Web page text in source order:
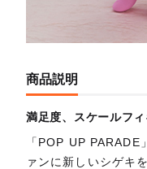
商品説明
満足度、スケールフィ
「POP UP
ァンに新しいシゲキ